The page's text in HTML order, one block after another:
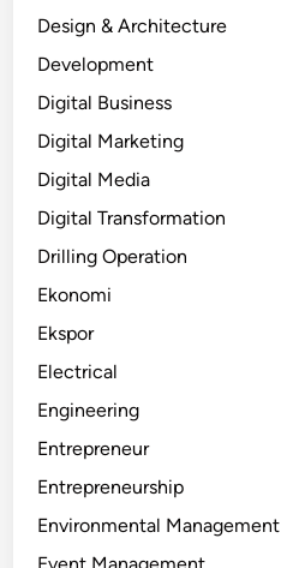
Design & Architecture
Development
Digital Business
Digital Marketing
Digital Media
Digital Transformation
Drilling Operation
Ekonomi
Ekspor
Electrical
Engineering
Entrepreneur
Entrepreneurship
Environmental Management